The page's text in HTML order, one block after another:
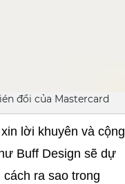
đổi của Mastercard
lời khuyên và cộng
Buff Design sẽ dự
ra sao trong